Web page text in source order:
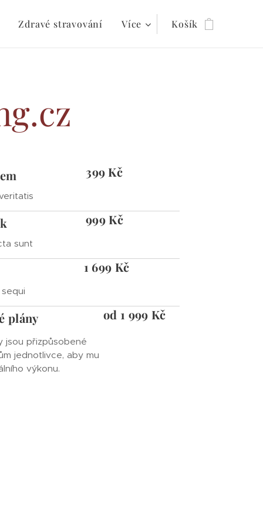
Zdravé stravování Více Košík
399 Kč
sunt
999 Kč
1 699 Kč
plány
jsou přizpůsobené
jednotlivce, aby mu
výkonu.
od 1 999 Kč